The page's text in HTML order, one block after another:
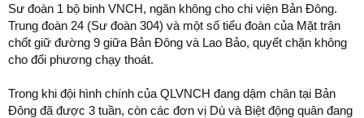
Sư đoàn 1 bộ binh VNCH, ngăn không cho chi viện Bản Đông.
Trung đoàn 24 (Sư đoàn 304) và một số tiểu đoàn của Mặt trận
chốt giữ đường 9 giữa Bản Đông và Lao Bảo, quyết chặn không
cho đối phương chạy thoát.
Trong khi đội hình chính của QLVNCH đang dậm chân tại Bản
Đông đã được 3 tuần, còn các đơn vị Dù và Biệt động quân đang